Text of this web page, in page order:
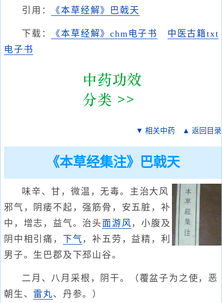
引用： 《本草经解》巴戟天
下载： 《本草经解》chm电子书
中医古籍txt
电子书
▼ 相关中药 ▲ 返回目录
《本草经集注》巴戟天
味辛、甘，微温，无毒。主治大风
邪气，阴痿不起，强筋骨，安五脏，补
中，增志，益气。治头 面游风 ，小腹及
阴中相引痛，
下气 ，补五劳，益精，利
男子。生巴郡及下邳山谷。
二月、八月采根，阴干。（覆盆子为之使，恶
朝生、 雷丸、丹参。）